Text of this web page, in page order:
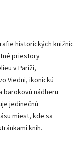
historických knižníc
priestory
v Paríži,
Viedni, ikonickú
barokovú nádheru
jedinečnú
miest, kde sa
kníh.